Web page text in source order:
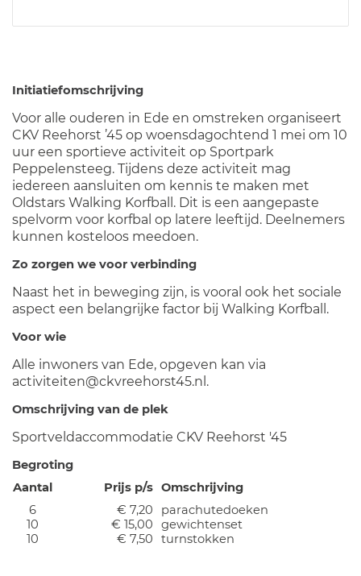
Initiatiefomschrijving
Voor alle ouderen in Ede en omstreken organiseert
CKV Reehorst ’45 op woensdagochtend 1 mei om 10
uur een sportieve activiteit op Sportpark
Peppelensteeg. Tijdens deze activiteit mag
iedereen aansluiten om kennis te maken met
Oldstars Walking Korfball. Dit is een aangepaste
spelvorm voor korfbal op latere leeftijd. Deelnemers
kunnen kosteloos meedoen.
Zo zorgen we voor verbinding
Naast het in beweging zijn, is vooral ook het sociale
aspect een belangrijke factor bij Walking Korfball.
Voor wie
Alle inwoners van Ede, opgeven kan via
activiteiten@ckvreehorst45.nl.
Omschrijving van de plek
Sportveldaccommodatie CKV Reehorst '45
Begroting
Aantal
Prijs p/s Omschrijving
6
€ 7,20
parachutedoeken
10
€ 15,00
gewichtenset
10
€ 7,50 turnstokken